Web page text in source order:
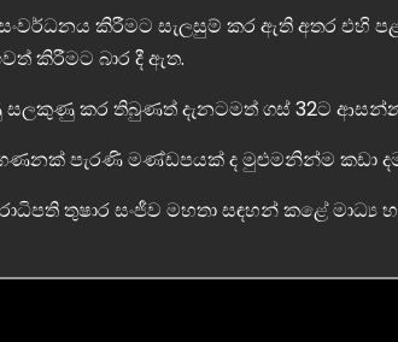
කිරීමට සැලසුම් කර ඇති අතර එහි
කිරීමට බාර දී ඇත.
කර තිබුණත් දැනටමත් ගස් 32ට ආසන්න
පැරණි මණ්ඩපයක් ද මුළුමනින්ම කඩා
තුෂාර සංජීව මහතා සඳහන් කළේ මාධ්‍ය